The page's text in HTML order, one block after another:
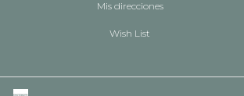
Mis direcciones
Wish List